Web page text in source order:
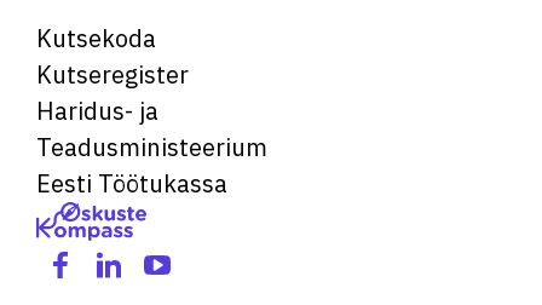
Kutsekoda
Kutseregister
Haridus- ja
Teadusministeerium
Eesti Töötukassa